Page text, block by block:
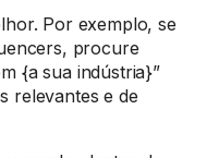
Por exemplo, se
procure
{a sua indústria}”
relevantes e de